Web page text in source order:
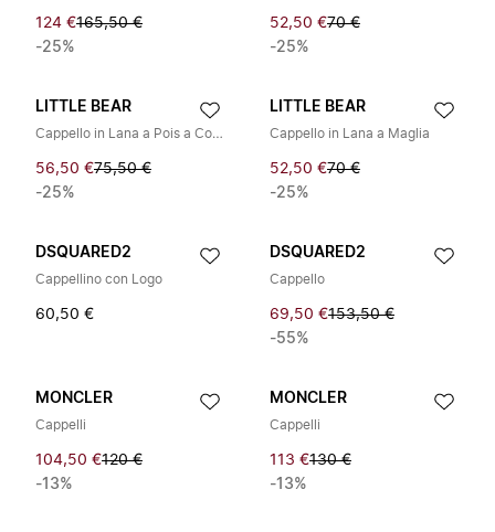
124 €165,50 €
-25%
52,50 €70 €
-25%
LITTLE BEAR
Cappello in Lana a Pois a Costine
56,50 €75,50 €
-25%
LITTLE BEAR
Cappello in Lana a Maglia
52,50 €70 €
-25%
DSQUARED2
Cappellino con Logo
60,50 €
DSQUARED2
Cappello
69,50 €153,50 €
-55%
MONCLER
Cappelli
104,50 €120 €
-13%
MONCLER
Cappelli
113 €130 €
-13%